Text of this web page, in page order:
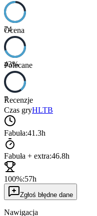
74
Ocena
43%
Polecane
7
Recenzje
Czas gryHLTB
Fabuła:41.3h
Fabuła + extra:46.8h
100%:57h
Zgłoś błędne dane
Nawigacja